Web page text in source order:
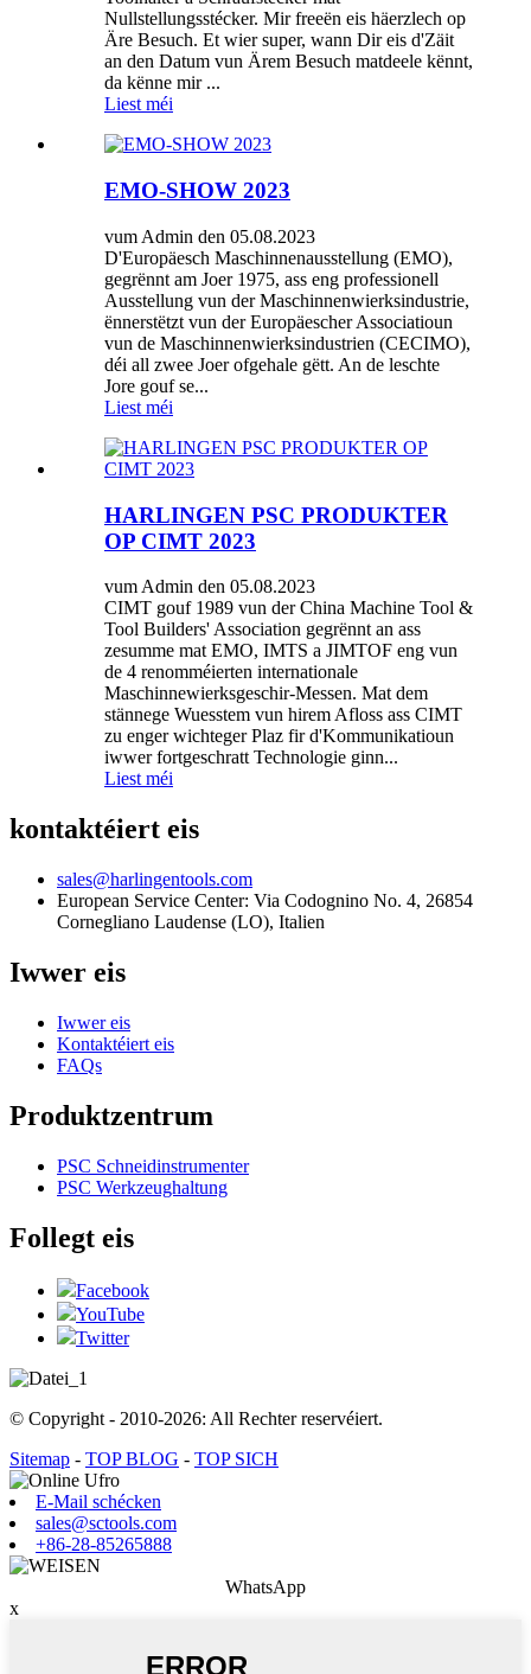
Nullstellungsstécker. Mir freeën eis häerzlech op
Äre Besuch. Et wier super, wann Dir eis d'Zäit
an den Datum vun Ärem Besuch matdeele kënnt,
da kënne mir ...
Liest méi
EMO-SHOW 2023
vum Admin den 05.08.2023
D'Europäesch Maschinnenausstellung (EMO),
gegrënnt am Joer 1975, ass eng professionell
Ausstellung vun der Maschinnenwierksindustrie,
ënnerstëtzt vun der Europäescher Associatioun
vun de Maschinnenwierksindustrien (CECIMO),
déi all zwee Joer ofgehale gëtt. An de leschte
Jore gouf se...
Liest méi
HARLINGEN PSC PRODUKTER
OP CIMT 2023
vum Admin den 05.08.2023
CIMT gouf 1989 vun der China Machine Tool &
Tool Builders' Association gegrënnt an ass
zesumme mat EMO, IMTS a JIMTOF eng vun
de 4 renomméierten internationale
Maschinnewierksgeschir-Messen. Mat dem
stännege Wuesstem vun hirem Afloss ass CIMT
zu enger wichteger Plaz fir d'Kommunikatioun
iwwer fortgeschratt Technologie ginn...
Liest méi
kontaktéiert eis
sales@harlingentools.com
European Service Center: Via Codognino No. 4, 26854
Cornegliano Laudense (LO), Italien
Iwwer eis
Iwwer eis
Kontaktéiert eis
FAQs
Produktzentrum
PSC Schneidinstrumenter
PSC Werkzeughaltung
Follegt eis
Facebook
YouTube
Twitter
© Copyright - 2010-2026: All Rechter reservéiert.
Sitemap - TOP BLOG - TOP SICH
E-Mail schécken
sales@sctools.com
+86-28-85265888
WhatsApp
x